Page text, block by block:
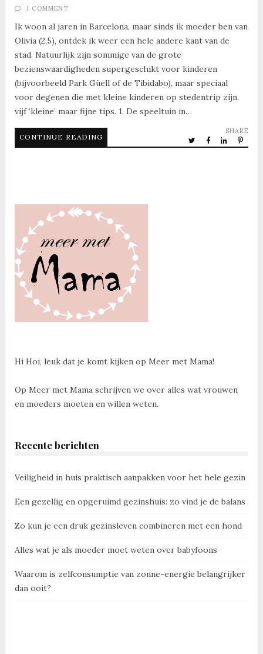
1 COMMENT
Ik woon al jaren in Barcelona, maar sinds ik moeder ben van
Olivia (2,5), ontdek ik weer een hele andere kant van de
stad. Natuurlijk zijn sommige van de grote
bezienswaardigheden supergeschikt voor kinderen
(bijvoorbeeld Park Güell of de Tibidabo), maar speciaal
voor degenen die met kleine kinderen op stedentrip zijn,
vijf ‘kleine’ maar fijne tips. 1. De speeltuin in…
CONTINUE READING
SHARE
Hi Hoi, leuk dat je komt kijken op Meer met Mama!
Op Meer met Mama schrijven we over alles wat vrouwen
en moeders moeten en willen weten.
Recente berichten
Veiligheid in huis praktisch aanpakken voor het hele gezin
Een gezellig en opgeruimd gezinshuis: zo vind je de balans
Zo kun je een druk gezinsleven combineren met een hond
Alles wat je als moeder moet weten over babyfoons
Waarom is zelfconsumptie van zonne-energie belangrijker
dan ooit?